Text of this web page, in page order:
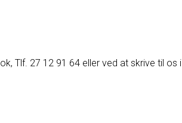
Tlf. 27 12 91 64 eller ved at skrive til os i